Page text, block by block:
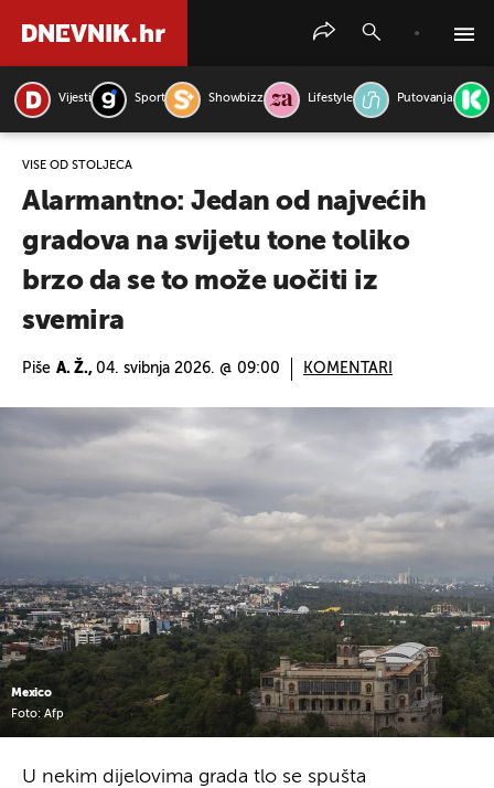
Vijesti Sport Showbizz Lifestyle Putovanja
VIŠE OD STOLJEĆA
Alarmantno: Jedan od najvećih
gradova na svijetu tone toliko
brzo da se to može uočiti iz
svemira
Piše A. Ž., 04. svibnja 2026. @ 09:00 KOMENTARI
Mexico
Foto: Afp
U nekim dijelovima grada tlo se spušta
PRETRAŽITE VIJESTI